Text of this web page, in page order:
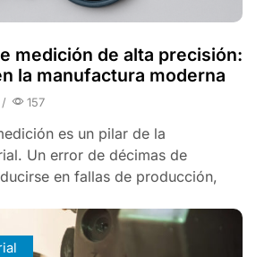
medición de alta precisión:
la manufactura moderna
/ 157
es un pilar de la
Un error de décimas de
en fallas de producción,